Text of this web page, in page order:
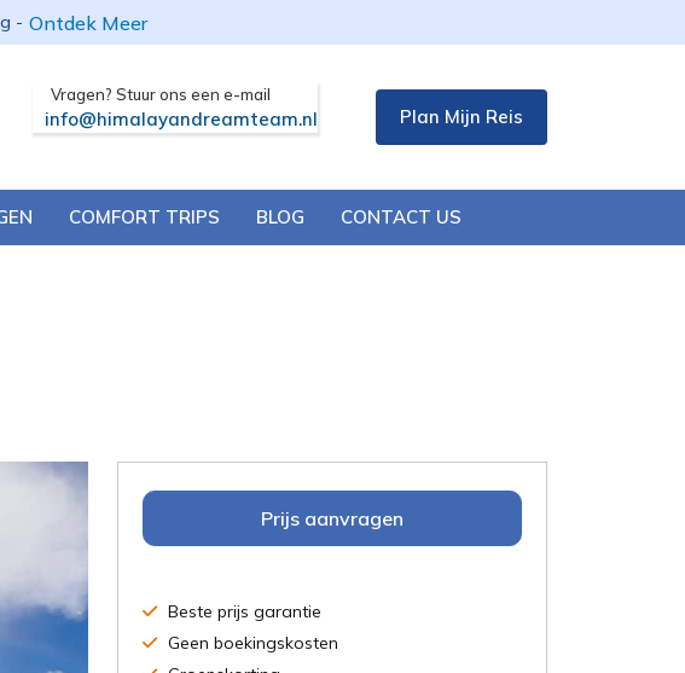
- Ontdek Meer
Vragen? Stuur ons een e-mail
info@himalayandreamteam.nl Plan Mijn Reis
COMFORT TRIPS BLOG CONTACT US
Prijs aanvragen
Beste prijs garantie
Geen boekingskosten